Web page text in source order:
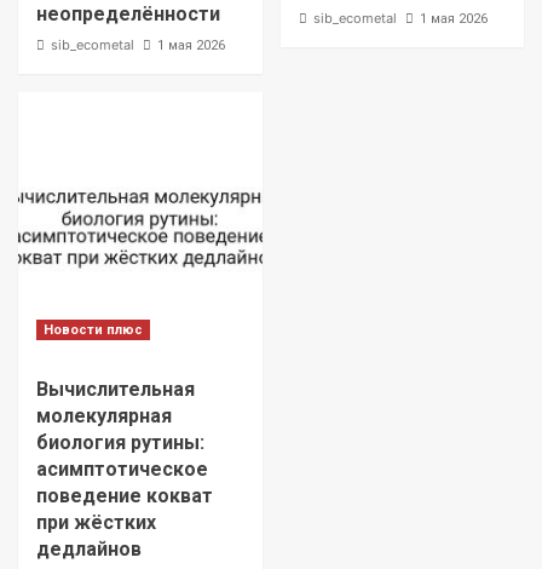
неопределённости
sib_ecometal 1 мая 2026
sib_ecometal 1 мая 2026
Новости плюс
Вычислительная
молекулярная
биология рутины:
асимптотическое
поведение кокват
при жёстких
дедлайнов